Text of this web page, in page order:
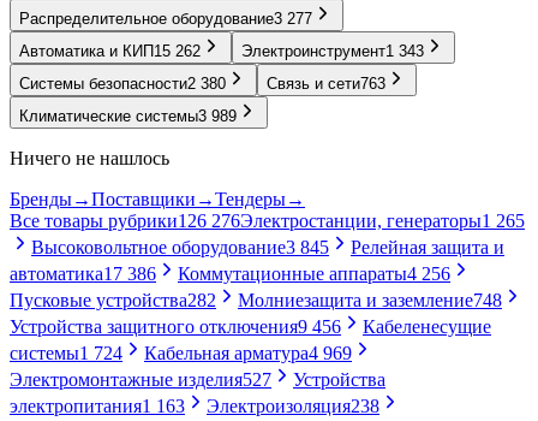
Распределительное оборудование3 277
Автоматика и КИП 15 262 Электроинструмент1 343
Системы безопасности2 380 Связь и сети763
Климатические системы3 989
Ничего не нашлось
Бренды→Поставщики →Тендеры→
Все товары рубрики126 276Электростанции, генераторы1 265
Высоковольтное оборудование3 845
Релейная защита и
автоматика17 386 Коммутационные аппараты4 256
Пусковые устройства282 Молниезащита и заземление748
Устройства защитного отключения9 456
Кабеленесущие
системы1 724 Кабельная арматура4 969
Электромонтажные изделия527
Устройства
электропитания1 163 Электроизоляция238